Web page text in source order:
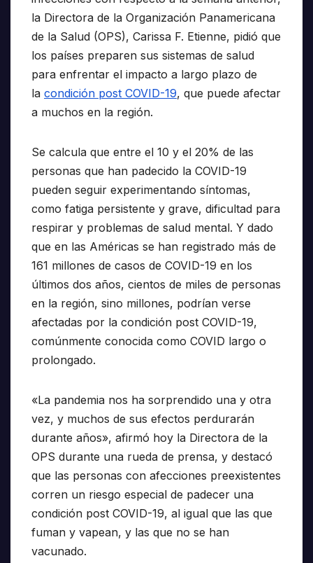
la Directora de la Organización Panamericana
de la Salud (OPS), Carissa F. Etienne, pidió que
los países preparen sus sistemas de salud
para enfrentar el impacto a largo plazo de
la condición post COVID-19, que puede afectar
a muchos en la región.
Se calcula que entre el 10 y el 20% de las
personas que han padecido la COVID-19
pueden seguir experimentando síntomas,
como fatiga persistente y grave, dificultad para
respirar y problemas de salud mental. Y dado
que en las Américas se han registrado más de
161 millones de casos de COVID-19 en los
últimos dos años, cientos de miles de personas
en la región, sino millones, podrían verse
afectadas por la condición post COVID-19,
comúnmente conocida como COVID largo o
prolongado.
«La pandemia nos ha sorprendido una y otra
vez, y muchos de sus efectos perdurarán
durante años», afirmó hoy la Directora de la
OPS durante una rueda de prensa, y destacó
que las personas con afecciones preexistentes
corren un riesgo especial de padecer una
condición post COVID-19, al igual que las que
fuman y vapean, y las que no se han
vacunado.